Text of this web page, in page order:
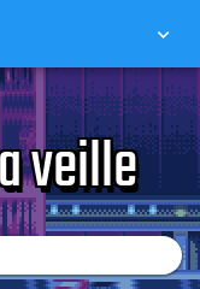
D'IMAGES
RECHERCHER
veille